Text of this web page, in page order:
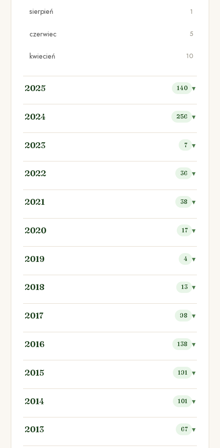
sierpień 1
czerwiec 5
kwiecień 10
2025 140
2024 256
2023 7
2022 36
2021 38
2020 17
2019 4
2018 13
2017 98
2016 138
2015 191
2014 101
2013 67